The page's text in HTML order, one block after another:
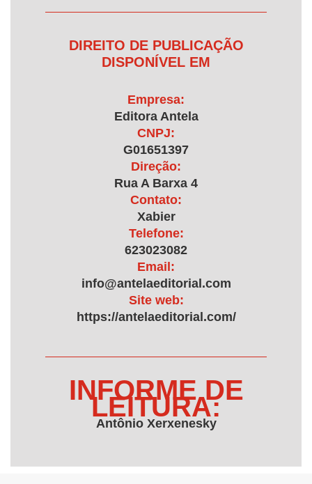
DIREITO DE PUBLICAÇÃO
DISPONÍVEL EM
Empresa:
Editora Antela
CNPJ:
G01651397
Direção:
Rua A Barxa 4
Contato:
Xabier
Telefone:
623023082
Email:
info@antelaeditorial.com
Site web:
https://antelaeditorial.com/
INFORME DE
LEITURA:
Antônio Xerxenesky